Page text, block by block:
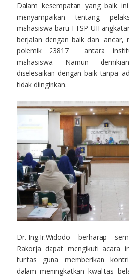
Dalam kesempatan yang baik
menyampaikan tentang
mahasiswa baru FTSP UII
berjalan dengan baik dan lancar,
polemik 23817 antara
mahasiswa. Namun
diselesaikan dengan baik tanpa
tidak diinginkan.
Dr.-Ing.Ir.Widodo berharap
Rakorja dapat mengikuti acara
tuntas guna memberikan
dalam meningkatkan kwalitas